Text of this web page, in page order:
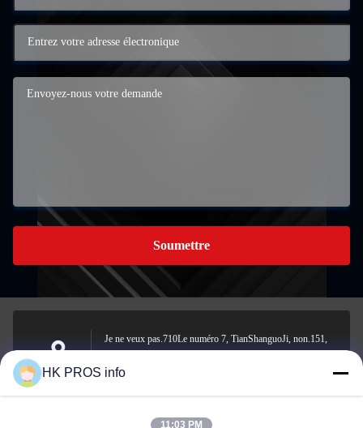
Soumettre
Adresse
Je ne veux pas.710Le numéro 7, TianShanguoJi, non.151,
province de Sanhe
HK PROS info
11:03 PM